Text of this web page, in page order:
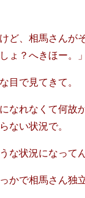
ど、相馬さんが
ょ？へきほー。
目で見てきて。
なれなくて何故
ない状況で。
な状況になって
かで相馬さん独